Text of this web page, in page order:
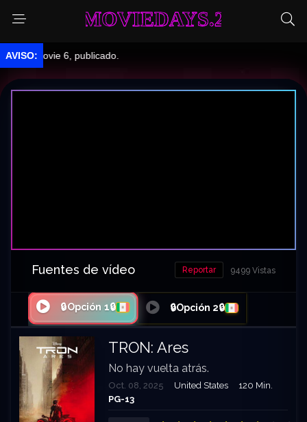
MOVIEDAYS.2
6, publicado.
Fuentes de vídeo 9499 Vistas
Reportar
🔒Opción 1🔒 🔒Opción 2🔒
TRON: Ares
No hay vuelta atrás.
Oct. 08, 2025 United States
120 Min.
PG-13